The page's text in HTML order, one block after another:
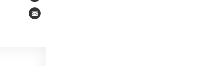
Email